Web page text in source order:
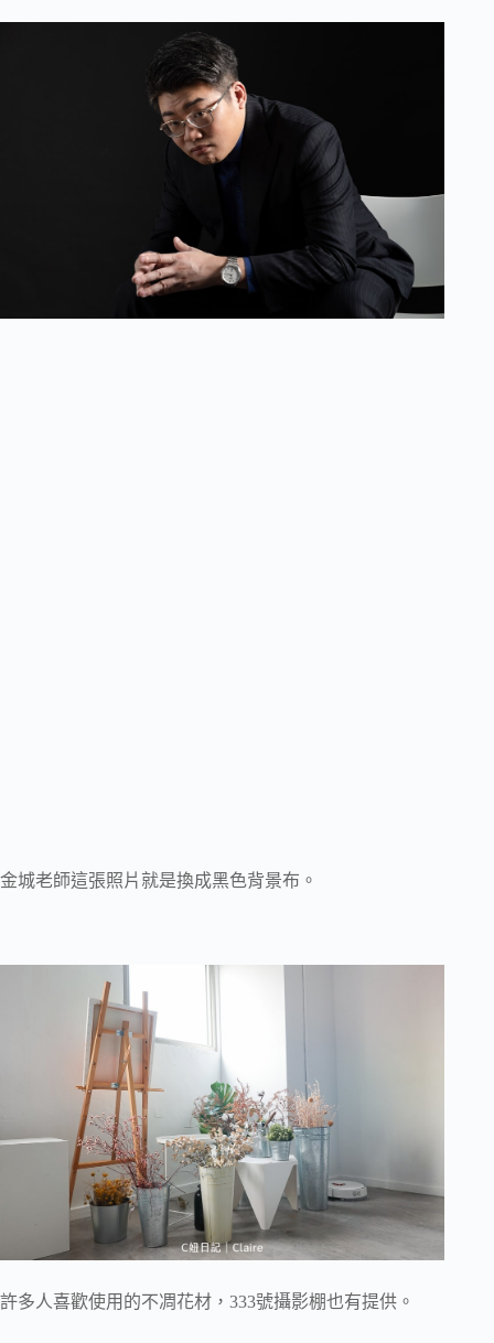
金城老師這張照片就是換成黑色背景布。
許多人喜歡使用的不凋花材，333號攝影棚也有提供。